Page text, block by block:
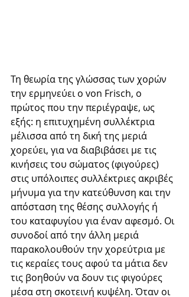
Τη θεωρία της γλώσσας των χορών
την ερμηνεύει ο von Frisch, ο
πρώτος που την περιέγραψε, ως
εξής: η επιτυχημένη συλλέκτρια
μέλισσα από τη δική της μεριά
χορεύει, για να διαβιβάσει με τις
κινήσεις του σώματος (φιγούρες)
στις υπόλοιπες συλλέκτριες ακριβές
μήνυμα για την κατεύθυνση και την
απόσταση της θέσης συλλογής ή
του καταφυγίου για έναν αφεσμό. Οι
συνοδοί από την άλλη μεριά
παρακολουθούν την χορεύτρια με
τις κεραίες τους αφού τα μάτια δεν
τις βοηθούν να δουν τις φιγούρες
μέσα στη σκοτεινή κυψέλη. Όταν οι